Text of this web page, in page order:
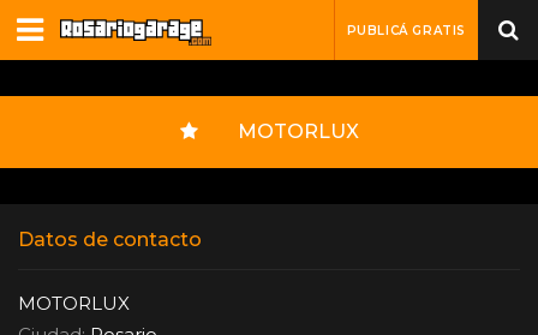
PUBLICÁ GRATIS
MOTORLUX
Datos de contacto
MOTORLUX